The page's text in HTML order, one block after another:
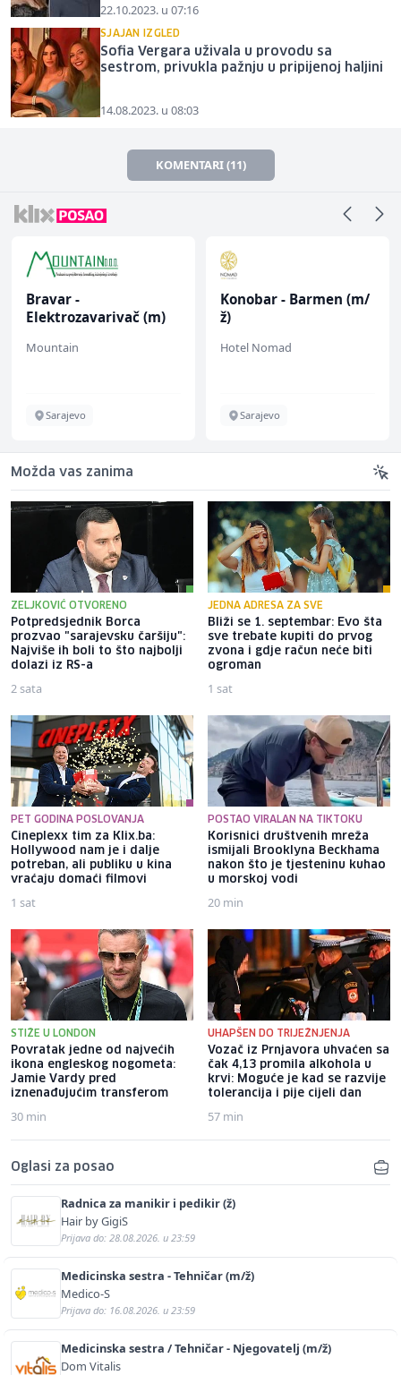
22.10.2023. u 07:16
SJAJAN IZGLED
Sofia Vergara uživala u provodu sa
sestrom, privukla pažnju u pripijenoj haljini
14.08.2023. u 08:03
KOMENTARI (11)
Bravar -
Elektrozavarivač (m)
Mountain
Sarajevo
Konobar - Barmen (m/
ž)
Hotel Nomad
Sarajevo
Možda vas zanima
ZELJKOVIĆ OTVORENO
Potpredsjednik Borca
prozvao "sarajevsku čaršiju":
Najviše ih boli to što najbolji
dolazi iz RS-a
2 sata
JEDNA ADRESA ZA SVE
Bliži se 1. septembar: Evo šta
sve trebate kupiti do prvog
zvona i gdje račun neće biti
ogroman
1 sat
PET GODINA POSLOVANJA
Cineplexx tim za Klix.ba:
Hollywood nam je i dalje
potreban, ali publiku u kina
vraćaju domaći filmovi
1 sat
POSTAO VIRALAN NA TIKTOKU
Korisnici društvenih mreža
ismijali Brooklyna Beckhama
nakon što je tjesteninu kuhao
u morskoj vodi
20 min
STIŽE U LONDON
Povratak jedne od najvećih
ikona engleskog nogometa:
Jamie Vardy pred
iznenađujućim transferom
30 min
UHAPŠEN DO TRIJEŽNJENJA
Vozač iz Prnjavora uhvaćen sa
čak 4,13 promila alkohola u
krvi: Moguće je kad se razvije
tolerancija i pije cijeli dan
57 min
Oglasi za posao
Radnica za manikir i pedikir (ž)
Hair by GigiS
Prijava do: 28.08.2026. u 23:59
Medicinska sestra - Tehničar (m/ž)
Medico-S
Prijava do: 16.08.2026. u 23:59
Medicinska sestra / Tehničar - Njegovatelj (m/ž)
Dom Vitalis